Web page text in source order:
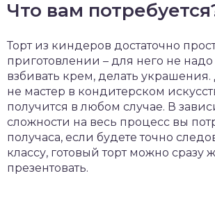
Что вам
Торт из киндеров достаточно
приготовлении – для него не
взбивать крем, делать
не мастер в кондитерском
получится в любом случае. В
сложности на весь процесс вы
получаса, если будете точно
классу, готовый торт можно сразу
презентовать.